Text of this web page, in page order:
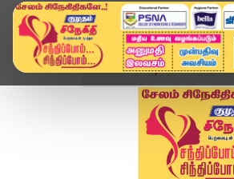
முகப்பு விளையாட்டு
Home வீடியோ ஸ்டோரி